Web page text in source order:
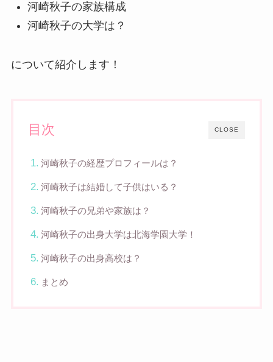
河崎秋子の家族構成
河崎秋子の大学は？
について紹介します！
CLOSE
目次
河崎秋子の経歴プロフィールは？
河崎秋子は結婚して子供はいる？
河崎秋子の兄弟や家族は？
河崎秋子の出身大学は北海学園大学！
河崎秋子の出身高校は？
まとめ